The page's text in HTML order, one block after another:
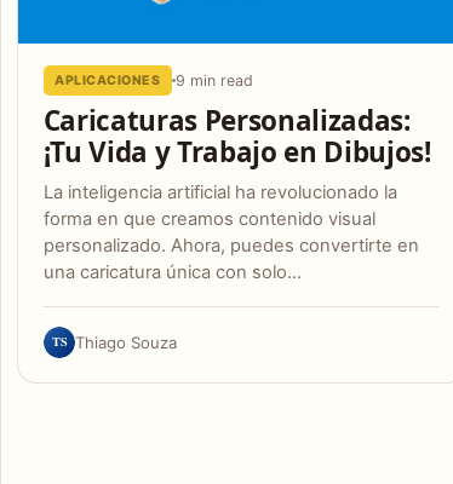
APLICACIONES 9 min read
Caricaturas Personalizadas:
¡Tu Vida y Trabajo en Dibujos!
La inteligencia artificial ha revolucionado la
forma en que creamos contenido visual
personalizado. Ahora, puedes convertirte en
una caricatura única con solo…
TS Thiago Souza